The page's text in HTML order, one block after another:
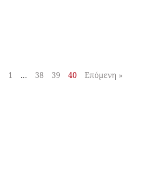
1 … 38 39 40 Επόμενη »